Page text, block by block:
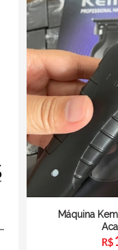
Máquina
R$